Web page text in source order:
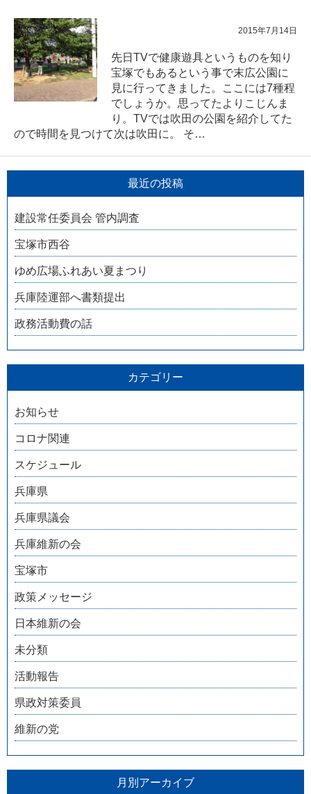
2015年7月14日
先日TVで健康遊具というものを知り
宝塚でもあるという事で末広公園に
見に行ってきました。ここには7種程
でしょうか。思ってたよりこじんま
り。TVでは吹田の公園を紹介してた
ので時間を見つけて次は吹田に。 そ…
最近の投稿
建設常任委員会 管内調査
宝塚市西谷
ゆめ広場ふれあい夏まつり
兵庫陸運部へ書類提出
政務活動費の話
カテゴリー
お知らせ
コロナ関連
スケジュール
兵庫県
兵庫県議会
兵庫維新の会
宝塚市
政策メッセージ
日本維新の会
未分類
活動報告
県政対策委員
維新の党
月別アーカイブ